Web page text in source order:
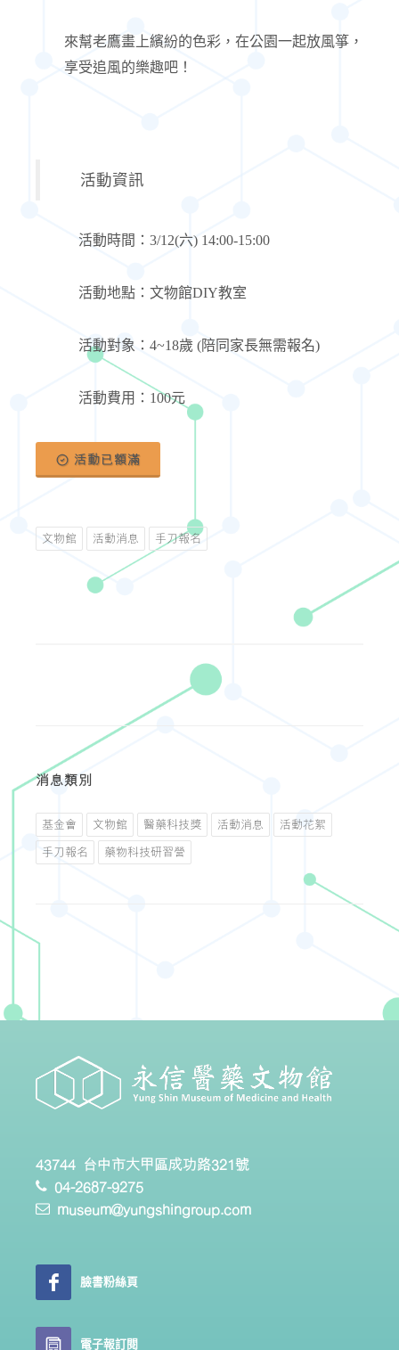
來幫老鷹畫上繽紛的色彩，在公園一起放風箏，
享受追風的樂趣吧！
活動資訊
活動時間： 3/12(六) 14:00-15:00
活動地點：文物館DIY教室
活動對象： 4~18歲 (陪同家長無需報名)
活動費用： 100元
活動已額滿
文物館 活動消息 手刀報名
消息類別
基金會 文物館 醫藥科技獎 活動消息 活動花絮
手刀報名 藥物科技研習營
43744 台中市大甲區成功路321號
04-2687-9275
museum@yungshingroup.com
臉書粉絲頁
電子報訂閱